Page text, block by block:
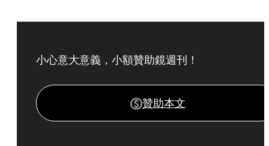
小心意大意義，小額贊助鏡週刊！
贊助本文